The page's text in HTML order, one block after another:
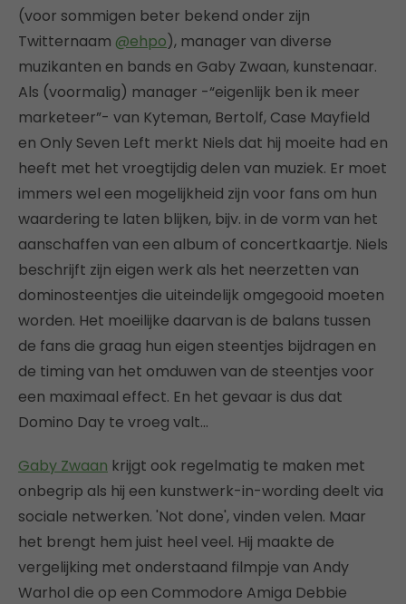
(voor sommigen beter bekend onder zijn
Twitternaam @ehpo), manager van diverse
muzikanten en bands en Gaby Zwaan, kunstenaar.
Als (voormalig) manager -“eigenlijk ben ik meer
marketeer”- van Kyteman, Bertolf, Case Mayfield
en Only Seven Left merkt Niels dat hij moeite had en
heeft met het vroegtijdig delen van muziek. Er moet
immers wel een mogelijkheid zijn voor fans om hun
waardering te laten blijken, bijv. in de vorm van het
aanschaffen van een album of concertkaartje. Niels
beschrijft zijn eigen werk als het neerzetten van
dominosteentjes die uiteindelijk omgegooid moeten
worden. Het moeilijke daarvan is de balans tussen
de fans die graag hun eigen steentjes bijdragen en
de timing van het omduwen van de steentjes voor
een maximaal effect. En het gevaar is dus dat
Domino Day te vroeg valt…
Gaby Zwaan krijgt ook regelmatig te maken met
onbegrip als hij een kunstwerk-in-wording deelt via
sociale netwerken. 'Not done', vinden velen. Maar
het brengt hem juist heel veel. Hij maakte de
vergelijking met onderstaand filmpje van Andy
Warhol die op een Commodore Amiga Debbie